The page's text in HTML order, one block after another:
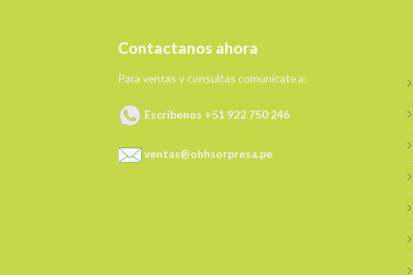
Contactanos ahora
Para ventas y consultas comunícate a:
Escribenos +51 922 750 246
ventas@ohhsorpresa.pe